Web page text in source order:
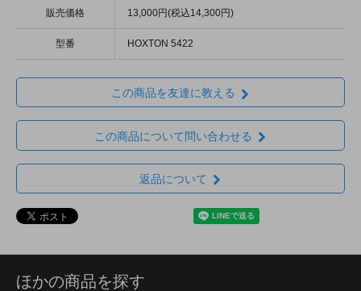
販売価格 13,000円(税込14,300円)
型番 HOXTON 5422
この商品を友達に教える
この商品について問い合わせる
返品について
ほかの商品を探す